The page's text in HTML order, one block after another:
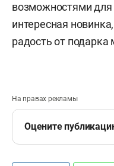
возможностями для
интересная
радость от
На правах рекламы
Оцените